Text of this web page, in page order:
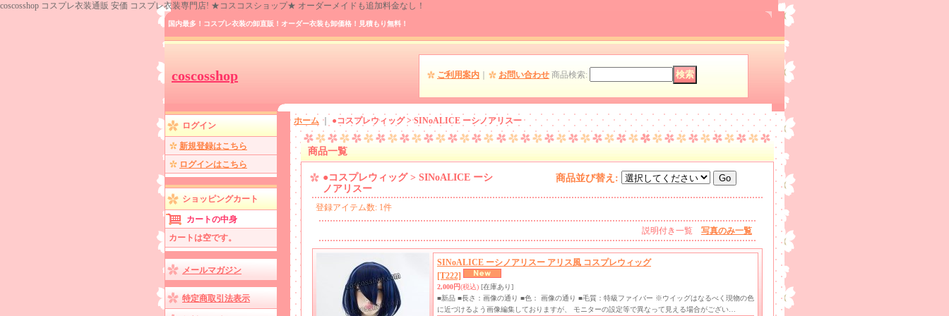
coscosshop コスプレ衣装通販 安価 コスプレ衣装専門店! ★コスコスショップ★ オーダーメイドも追加料金なし！
国内最多！コスプレ衣装の卸直販！オーダー衣装も卸価格！見積もり無料！
coscosshop ご利用案内 お問い合わせ 商品検索:
ログイン
新規登録はこちら
ログインはこちら
ショッピングカート
カートの中身
カートは空です。
メールマガジン
特定商取引法表示
ホーム ｜ ●コスプレウィッグ > SINoALICE ーシノアリスー
商品一覧
●コスプレウィッグ > SINoALICE ーシ
ノアリスー
商品並び替え :
登録アイテム数: 1件
説明付き一覧 写真のみ一覧
SINoALICE ーシノアリスー アリス風 コスプレウィッグ
[T222]
2,000円(税込) [在庫あり]
■新品 ■長さ：画像の通り ■色： 画像の通り ■毛質：特級ファイバー ※ウイッグはなるべく現物の色
に近づけるよう画像編集しておりますが、 モニターの設定等で異なって見える場合がござい…